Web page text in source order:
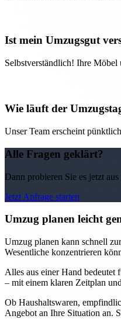
Ist mein Umzugsgut
Selbstverständlich! Ihre Möbel
Wie läuft der
Unser Team erscheint
Alle Fragen geklärt?
Dann probieren Sie es jetzt
Jetzt Anfrage starten
Umzug planen leicht
Umzug planen kann schnell
Wesentliche konzentrieren
Alles aus einer Hand bedeutet
– mit einem klaren Zeitplan
Ob Haushaltswaren,
Angebot an Ihre Situation an.